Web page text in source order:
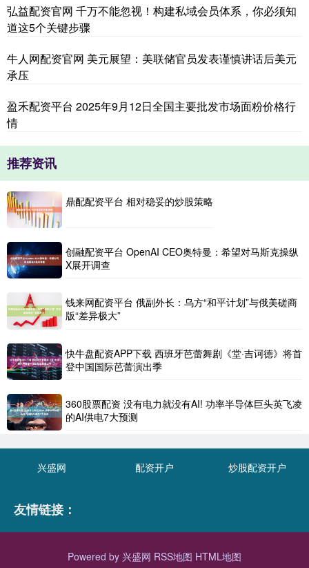
弘益配资官网 千万不能忽视！构建私域会员体系，你必须知
道这5个关键步骤
牛人网配资官网 美元展望：美联储官员发表谨慎讲话后美元
承压
盈禾配资平台 2025年9月12日全国主要批发市场面粉价格行
情
推荐资讯
鼎配配资平台 相对稳妥的炒股策略
创融配资平台 OpenAI CEO奥特曼：希望对马斯克操纵
X展开调查
钱来网配资平台 俄副外长：乌方“和平计划”与俄美磋商
版“差异极大”
快牛盘配资APP下载 西班牙芭蕾舞剧《堂·吉诃德》将首
登中国国际芭蕾演出季
360股票配资 没有电力就没有AI! 功率半导体巨头英飞凌
的AI供电7大预测
兴盛网 配资开户 炒股配资开户
友情链接：
Powered by 兴盛网 RSS地图 HTML地图